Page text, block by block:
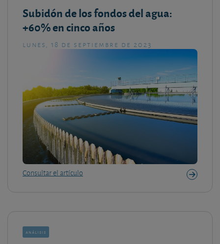
Subidón de los fondos del agua:
+60% en cinco años
lunes, 18 de septiembre de 2023
Consultar el artículo
análisis